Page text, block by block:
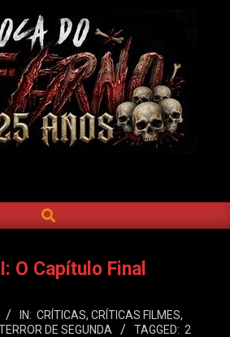
SEARCH
O Capítulo Final
IN: CRÍTICAS, CRÍTICAS FILMES,
DE SEGUNDA TAGGED: 2